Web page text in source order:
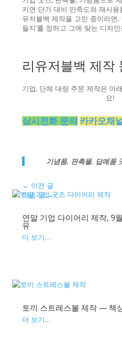
키면 단가 대비 만족도와 재사
유저블백 제작을 고민 중이라면,
들지’를 정하고 그에 맞는 디자
리유저블백 제작
기업, 단체 대량 주문 제작은 아래
요!
상시전화 문의 카카오채
기념품, 판촉물, 답례품
← 이전 글
다음 글→
연말 기업 다이어리 제작, 9
유
더 보기...
토끼 스트레스볼 제작 — 책
더 보기...